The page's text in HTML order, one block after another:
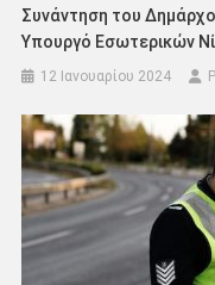
Συνάντηση του
Υπουργό Εσωτερικών
12 Ιανουαρίου 2024